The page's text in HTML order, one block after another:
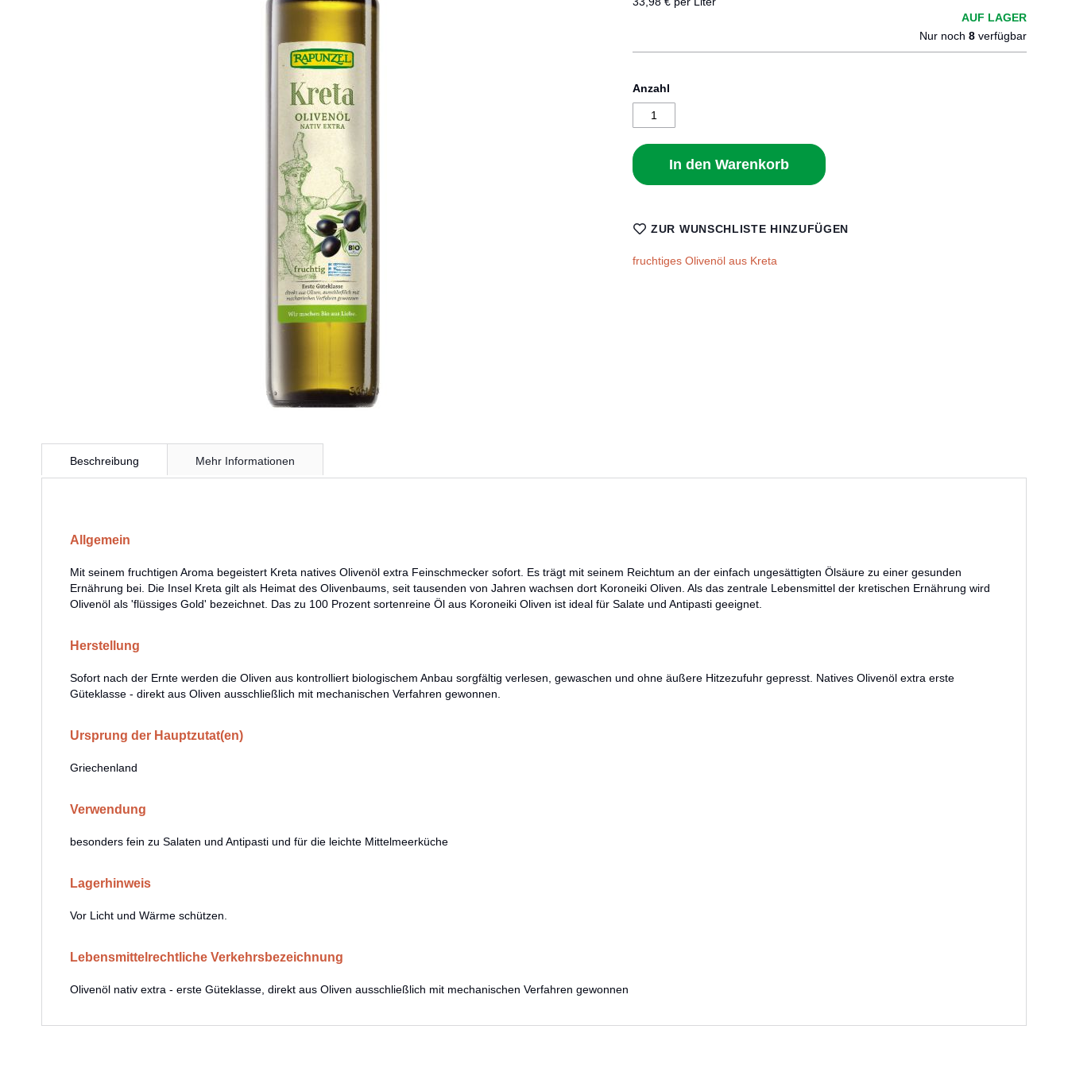
AUF LAGER
Nur noch 8 verfügbar
Anzahl
In den Warenkorb
ZUR WUNSCHLISTE HINZUFÜGEN
fruchtiges Olivenöl aus Kreta
Anfang
Bildergalerie
Beschreibung
Allgemein
Mit seinem fruchtigen Aroma begeistert Kreta natives Olivenöl extra Feinschmecker sofort. Es trägt mit seinem Reichtum an der einfach ungesättigten Ölsäure zu einer gesunden
Ernährung bei. Die Insel Kreta gilt als Heimat des Olivenbaums, seit tausenden von Jahren wachsen dort Koroneiki Oliven. Als das zentrale Lebensmittel der kretischen Ernährung wird
Olivenöl als 'flüssiges Gold' bezeichnet. Das zu 100 Prozent sortenreine Öl aus Koroneiki Oliven ist ideal für Salate und Antipasti geeignet.
Herstellung
Sofort nach der Ernte werden die Oliven aus kontrolliert biologischem Anbau sorgfältig verlesen, gewaschen und ohne äußere Hitzezufuhr gepresst. Natives Olivenöl extra erste
Güteklasse - direkt aus Oliven ausschließlich mit mechanischen Verfahren gewonnen.
Ursprung der Hauptzutat(en)
Griechenland
Verwendung
besonders fein zu Salaten und Antipasti und für die leichte Mittelmeerküche
Lagerhinweis
Vor Licht und Wärme schützen.
Lebensmittelrechtliche Verkehrsbezeichnung
Olivenöl nativ extra - erste Güteklasse, direkt aus Oliven ausschließlich mit mechanischen Verfahren gewonnen
Mehr Informationen